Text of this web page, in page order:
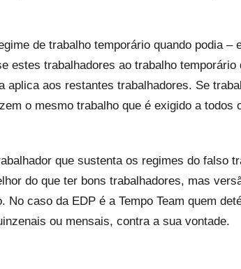
de trabalho temporário quando podia –
estes trabalhadores ao trabalho temporário
aos restantes trabalhadores. Se
o mesmo trabalho que é exigido a todos
que sustenta os regimes do falso
do que ter bons trabalhadores, mas
caso da EDP é a Tempo Team quem
ou mensais, contra a sua vontade.